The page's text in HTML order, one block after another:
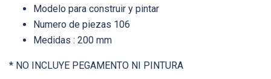
Modelo para construir y pintar
Numero de piezas 106
Medidas : 200 mm
* NO INCLUYE PEGAMENTO NI PINTURA